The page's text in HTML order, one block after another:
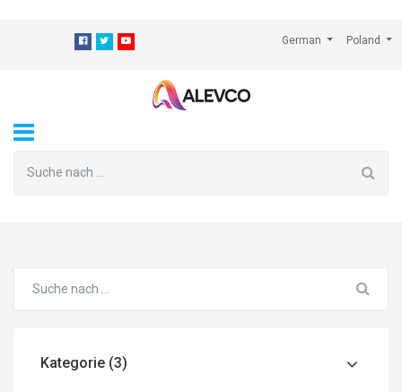
German Poland
Kategorie (3)